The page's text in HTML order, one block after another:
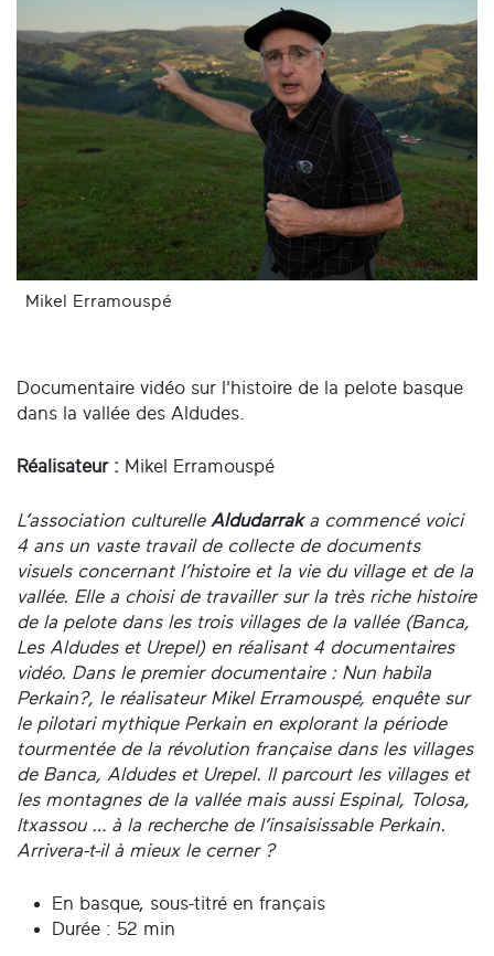
Mikel Erramouspé
Documentaire vidéo sur l'histoire de la pelote basque
dans la vallée des Aldudes.
Réalisateur : Mikel Erramouspé
L’association culturelle Aldudarraka commencé voici
4 ans un vaste travail de collecte de documents
visuels concernant l’histoire et la vie du village et de la
vallée. Elle a choisi de travailler sur la très riche histoire
de la pelote dans les trois villages de la vallée (Banca,
Les Aldudes et Urepel) en réalisant 4 documentaires
vidéo. Dans le premier documentaire : Nun habila
Perkain?, le réalisateur Mikel Erramouspé, enquête sur
le pilotari mythique Perkain en explorant la période
tourmentée de la révolution française dans les villages
de Banca, Aldudes et Urepel. Il parcourt les villages et
les montagnes de la vallée mais aussi Espinal, Tolosa,
Itxassou … à la recherche de l’insaisissable Perkain.
Arrivera-t-il à mieux le cerner ?
En basque, sous-titré en français
Durée : 52 min